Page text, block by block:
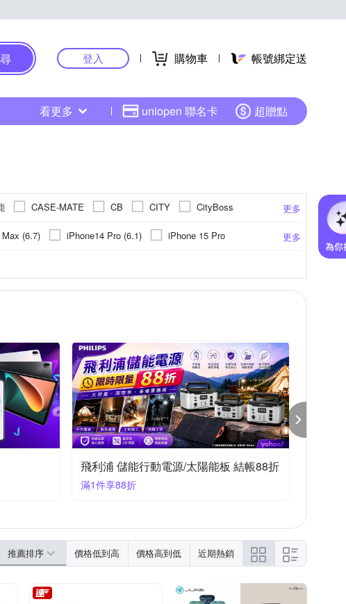
登入 購物車 帳號綁定送
看更多 uniopen 聯名卡 超贈點
更多
CASE-MATE CB CITY
CityBoss
HANG HH 草本新淨界 IMAK
IN7
Rearth RedMoon Ringke
RODE
更多
(6.7) iPhone14 Pro (6.1)
iPhone 15 Pro
Plus 小米系列
iPhone 12
iPhone 11 Pro Max
iPhone 7/8 (4.7吋)
ASUS Zenfone 5 系列 moto全系列
飛利浦 儲能行動電源/太陽能板 結帳88折
滿1件享88折
推薦排序 價格低到高 價格高到低 近期熱銷